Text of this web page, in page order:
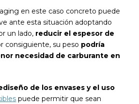
en este caso concreto puede
ante esta situación adoptando
un lado, reducir el espesor de
consiguiente, su peso podría
necesidad de carburante en
de los envases y el uso
puede permitir que sean